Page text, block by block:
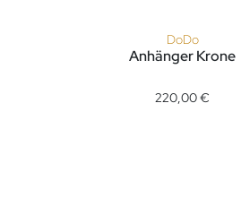
DoDo
Anhänger Krone
DoDo Anhänger Krone,
220,00 €